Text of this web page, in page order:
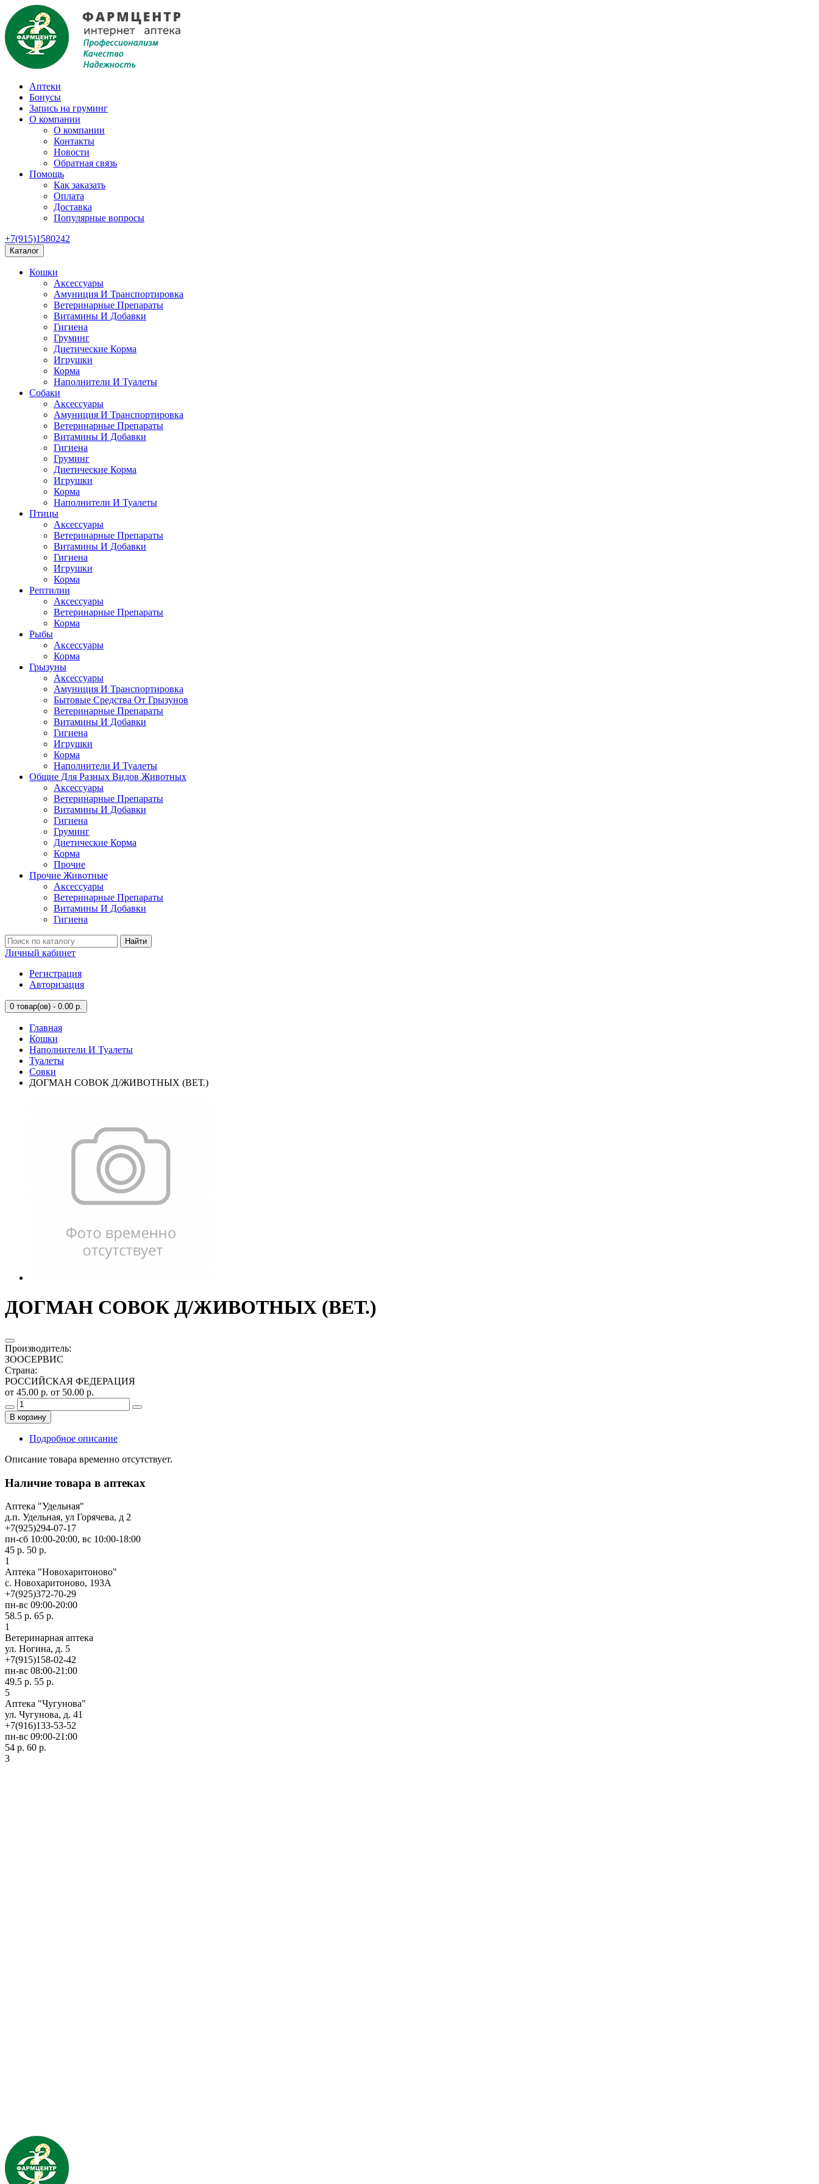
Аптеки
Бонусы
Запись на груминг
О компании
О компании
Контакты
Новости
Обратная связь
Помощь
Как заказать
Оплата
Доставка
Популярные вопросы
+7(915)1580242
Каталог
Кошки
Аксессуары
Амуниция И Транспортировка
Ветеринарные Препараты
Витамины И Добавки
Гигиена
Груминг
Диетические Корма
Игрушки
Корма
Наполнители И Туалеты
Собаки
Аксессуары
Амуниция И Транспортировка
Ветеринарные Препараты
Витамины И Добавки
Гигиена
Груминг
Диетические Корма
Игрушки
Корма
Наполнители И Туалеты
Птицы
Аксессуары
Ветеринарные Препараты
Витамины И Добавки
Гигиена
Игрушки
Корма
Рептилии
Аксессуары
Ветеринарные Препараты
Корма
Рыбы
Аксессуары
Корма
Грызуны
Аксессуары
Амуниция И Транспортировка
Бытовые Средства От Грызунов
Ветеринарные Препараты
Витамины И Добавки
Гигиена
Игрушки
Корма
Наполнители И Туалеты
Общие Для Разных Видов Животных
Аксессуары
Ветеринарные Препараты
Витамины И Добавки
Гигиена
Груминг
Диетические Корма
Корма
Прочие
Прочие Животные
Аксессуары
Ветеринарные Препараты
Витамины И Добавки
Гигиена
Найти
Личный кабинет
Регистрация
Авторизация
0 товар(ов) - 0.00 р.
Главная
Кошки
Наполнители И Туалеты
Туалеты
Совки
ДОГМАН СОВОК Д/ЖИВОТНЫХ (ВЕТ.)
ДОГМАН СОВОК Д/ЖИВОТНЫХ (ВЕТ.)
Производитель:
ЗООСЕРВИС
Страна:
РОССИЙСКАЯ ФЕДЕРАЦИЯ
от 45.00 р. от 50.00 р.
В корзину
Подробное описание
Описание товара временно отсутствует.
Наличие товара в аптеках
Аптека "Удельная"
д.п. Удельная, ул Горячева, д 2
+7(925)294-07-17
пн-сб 10:00-20:00, вс 10:00-18:00
45 р. 50 р.
1
Аптека "Новохаритоново"
с. Новохаритоново, 193А
+7(925)372-70-29
пн-вс 09:00-20:00
58.5 р. 65 р.
1
Ветеринарная аптека
ул. Ногина, д. 5
+7(915)158-02-42
пн-вс 08:00-21:00
49.5 р. 55 р.
5
Аптека "Чугунова"
ул. Чугунова, д. 41
+7(916)133-53-52
пн-вс 09:00-21:00
54 р. 60 р.
3